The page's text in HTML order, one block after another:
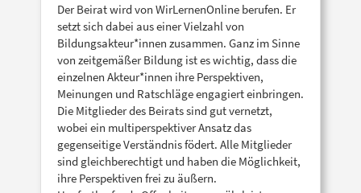
Der Beirat wird von WirLernenOnline berufen. Er
setzt sich dabei aus einer Vielzahl von
Bildungsakteur*innen zusammen. Ganz im Sinne
von zeitgemäßer Bildung ist es wichtig, dass die
einzelnen Akteur*innen ihre Perspektiven,
Meinungen und Ratschläge engagiert einbringen.
Die Mitglieder des Beirats sind gut vernetzt,
wobei ein multiperspektiver Ansatz das
gegenseitige Verständnis födert. Alle Mitglieder
sind gleichberechtigt und haben die Möglichkeit,
ihre Perspektiven frei zu äußern.